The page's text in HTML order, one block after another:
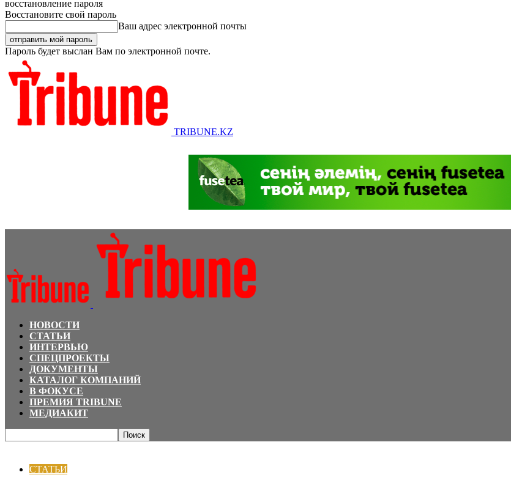
восстановление пароля
Восстановите свой пароль
Ваш адрес электронной почты
Пароль будет выслан Вам по электронной почте.
TRIBUNE.KZ
НОВОСТИ
СТАТЬИ
ИНТЕРВЬЮ
СПЕЦПРОЕКТЫ
ДОКУМЕНТЫ
КАТАЛОГ КОМПАНИЙ
В ФОКУСЕ
ПРЕМИЯ TRIBUNE
МЕДИАКИТ
СТАТЬИ